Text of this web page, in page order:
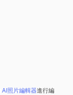
AI照片編輯器進行編